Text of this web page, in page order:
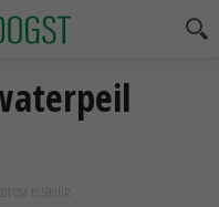
OM 15:59